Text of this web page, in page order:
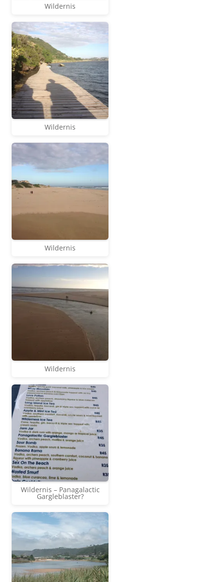
Wildernis
Wildernis
Wildernis
Wildernis
Wildernis – Panagalactic
Gargleblaster?